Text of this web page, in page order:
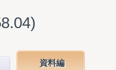
資料編